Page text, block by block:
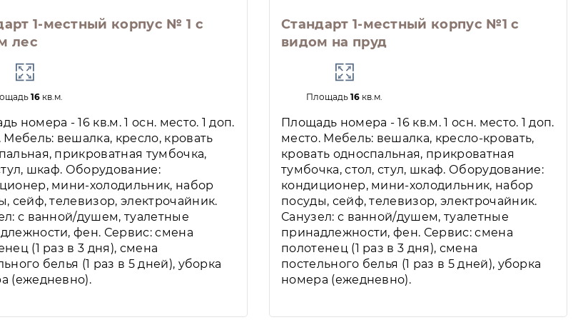
1-местный корпус № 1 с
лес
16 кв.м.
номера - 16 кв.м. 1 осн. место. 1 доп.
Мебель: вешалка, кресло, кровать
прикроватная тумбочка,
шкаф. Оборудование:
мини-холодильник, набор
сейф, телевизор, электрочайник.
с ванной/душем, туалетные
фен. Сервис: смена
(1 раз в 3 дня), смена
белья (1 раз в 5 дней), уборка
(ежедневно).
Стандарт 1-местный корпус №1 с
видом на пруд
Площадь16 кв.м.
Площадь номера - 16 кв.м. 1 осн. место. 1 доп.
место. Мебель: вешалка, кресло-кровать,
кровать односпальная, прикроватная
тумбочка, стол, стул, шкаф. Оборудование:
кондиционер, мини-холодильник, набор
посуды, сейф, телевизор, электрочайник.
Санузел: с ванной/душем, туалетные
принадлежности, фен. Сервис: смена
полотенец (1 раз в 3 дня), смена
постельного белья (1 раз в 5 дней), уборка
номера (ежедневно).